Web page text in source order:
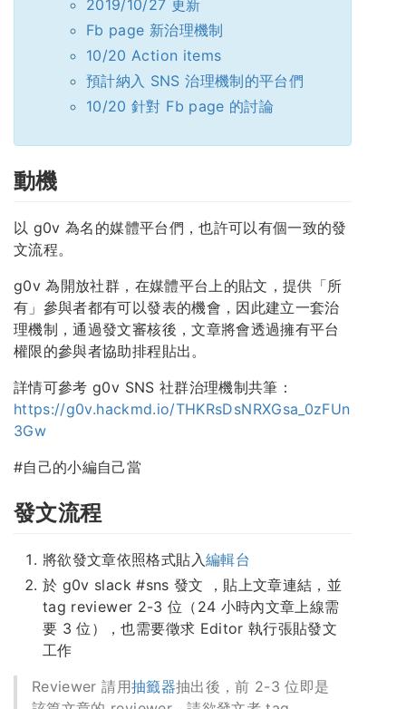
2019/10/27 更新
Fb page 新治理機制
10/20 Action items
預計納入 SNS 治理機制的平台們
10/20 針對 Fb page 的討論
動機
以 g0v 為名的媒體平台們，也許可以有個一致的發
文流程。
g0v 為開放社群，在媒體平台上的貼文，提供「所
有」參與者都有可以發表的機會，因此建立一套治
理機制，通過發文審核後，文章將會透過擁有平台
權限的參與者協助排程貼出。
詳情可參考 g0v SNS 社群治理機制共筆：
https://g0v.hackmd.io/THKRsDsNRXGsa_0zFUn
3Gw
#自己的小編自己當
發文流程
將欲發文章依照格式貼入編輯台
於 g0v slack #sns 發文 ，貼上文章連結，並
tag reviewer 2-3 位（24 小時內文章上線需
要 3 位），也需要徵求 Editor 執行張貼發文
工作
Reviewer 請用抽籤器抽出後，前 2-3 位即是